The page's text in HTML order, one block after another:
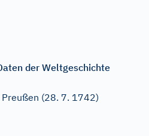
der Weltgeschichte
(28. 7. 1742)